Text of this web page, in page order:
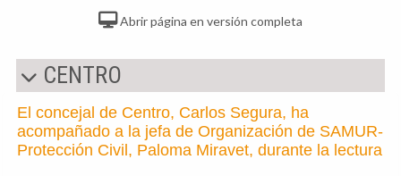
Abrir página en versión completa
CENTRO
El concejal de Centro, Carlos Segura, ha
acompañado a la jefa de Organización de SAMUR-
Protección Civil, Paloma Miravet, durante la lectura